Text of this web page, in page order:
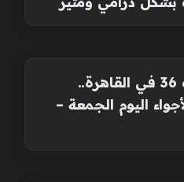
درجة الحرارة وصلت 36 في القاهرة..
اليوم الجمعة –